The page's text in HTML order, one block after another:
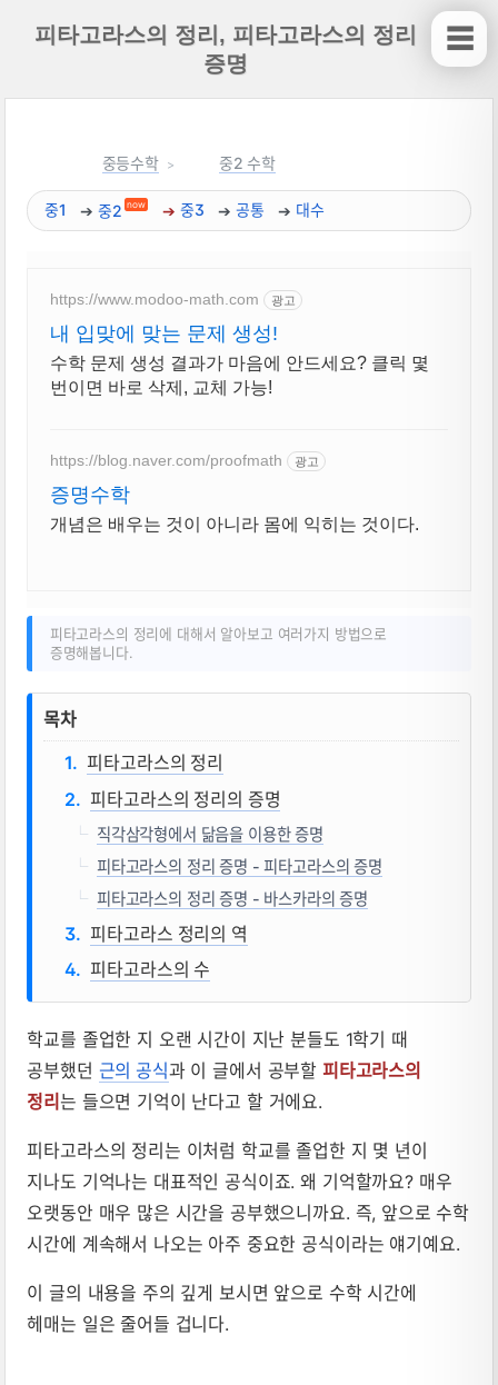
피타고라스의 정리, 피타고라스의 정리
증명
중등수학 중2 수학
중1 중2 now 중3 공통 대수
https://www.modoo-math.com 광고
내 입맞에 맞는 문제 생성!
수학 문제 생성 결과가 마음에 안드세요? 클릭 몇
번이면 바로 삭제, 교체 가능!
https://blog.naver.com/proofmath 광고
증명수학
개념은 배우는 것이 아니라 몸에 익히는 것이다.
피타고라스의 정리에 대해서 알아보고 여러가지 방법으로
증명해봅니다.
피타고라스의 정리, 피타고라스의 정
목차
피타고라스의 정리
피타고라스의 정리의 증명
직각삼각형에서 닮음을 이용한 증명
피타고라스의 정리 증명 - 피타고라스의 증명
피타고라스의 정리 증명 - 바스카라의 증명
피타고라스 정리의 역
피타고라스의 수
학교를 졸업한 지 오랜 시간이 지난 분들도 1학기 때
공부했던 근의 공식과 이 글에서 공부할 피타고라스의
정리는 들으면 기억이 난다고 할 거에요.
피타고라스의 정리는 이처럼 학교를 졸업한 지 몇 년이
지나도 기억나는 대표적인 공식이죠. 왜 기억할까요? 매우
오랫동안 매우 많은 시간을 공부했으니까요. 즉, 앞으로 수학
시간에 계속해서 나오는 아주 중요한 공식이라는 얘기예요.
이 글의 내용을 주의 깊게 보시면 앞으로 수학 시간에
헤매는 일은 줄어들 겁니다.
☰